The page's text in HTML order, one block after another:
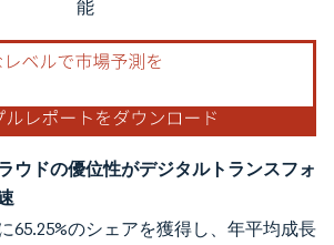
能
ウドの優位性がデジタルトランスフォ
65.25%のシェアを獲得し、年平均成長